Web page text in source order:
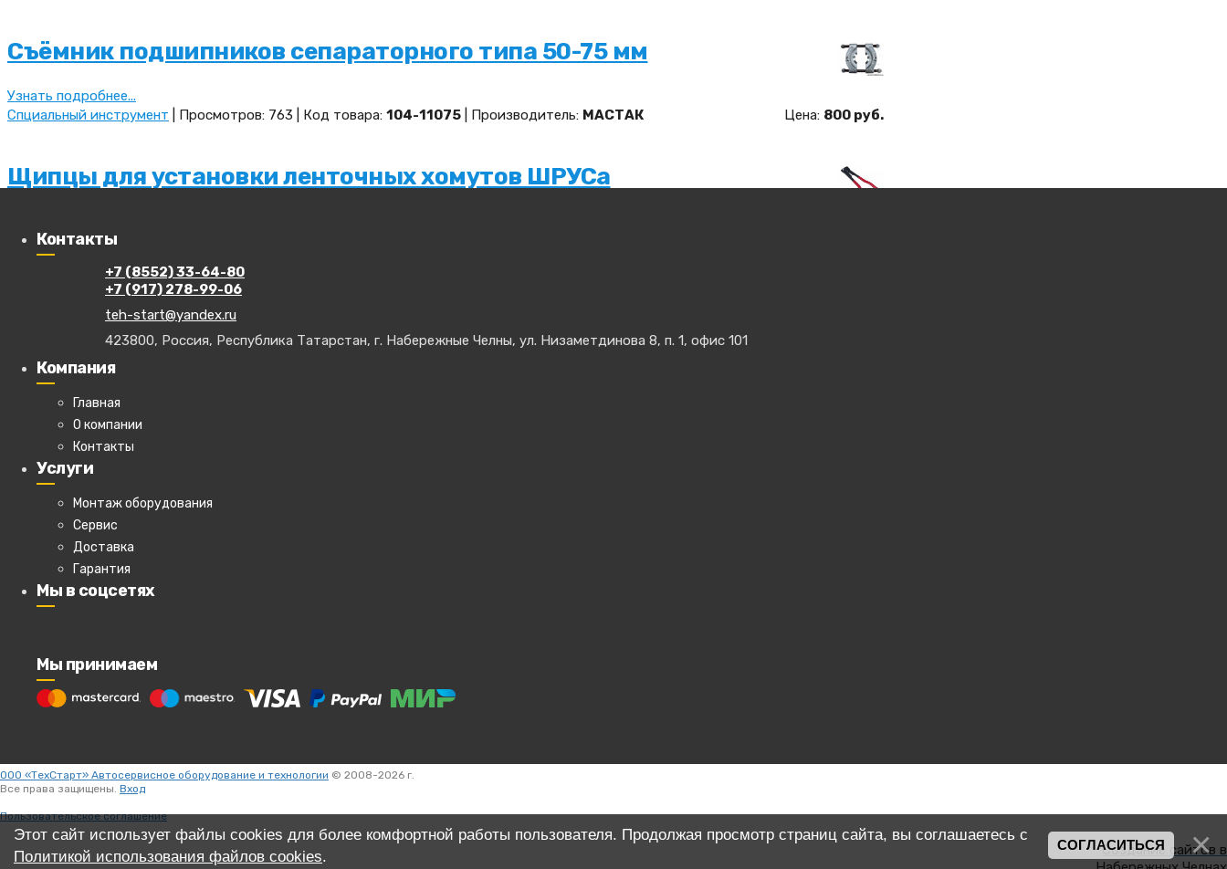
Съёмник подшипников сепараторного типа 50-75 мм
Узнать подробнее...
Спциальный инструмент | Просмотров: 763 | Код товара: 104-11075 | Производитель: МАСТАК Цена: 800 руб.
Щипцы для установки ленточных хомутов ШРУСа
Спциальный инструмент
Съемник шаровых соединений черненый
Узнать подробнее...
Спциальный инструмент
Съемник шаровых соединений
"стакан" 29мм
Спциальный инструмент
Share
Контакты
+7 (8552) 33-64-80
+7 (917) 278-99-06
teh-start@yandex.ru
423800, Россия, Республика Татарстан, г. Набережные Челны, ул. Низаметдинова 8, п. 1, офис 101
Компания
Главная
О компании
Контакты
Услуги
Монтаж оборудования
Сервис
Доставка
Гарантия
Мы в соцсетях
Мы принимаем
ООО «ТехСтарт» Автосервисное оборудование и технологии © 2008-2026 г.
Все права защищены. Вход
Пользовательское соглашение
Создание сайтов в
Этот сайт использует файлы cookies для более комфортной работы пользователя. Продолжая просмотр страниц сайта, вы соглашаетесь с
Политикой использования файлов cookies.
СОГЛАСИТЬСЯ